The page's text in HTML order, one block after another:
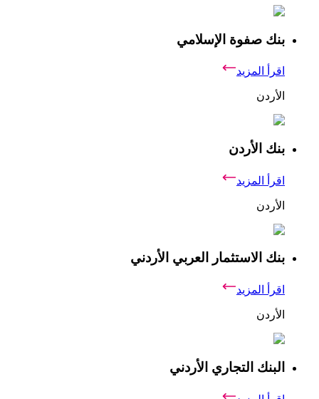
بنك صفوة الإسلامي
اقرأ المزيد
الأردن
بنك الأردن
اقرأ المزيد
الأردن
بنك الاستثمار العربي الأردني
اقرأ المزيد
الأردن
البنك التجاري الأردني